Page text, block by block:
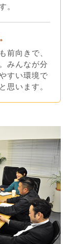
。
前向きで、
みんなが分
すい環境で
思います。